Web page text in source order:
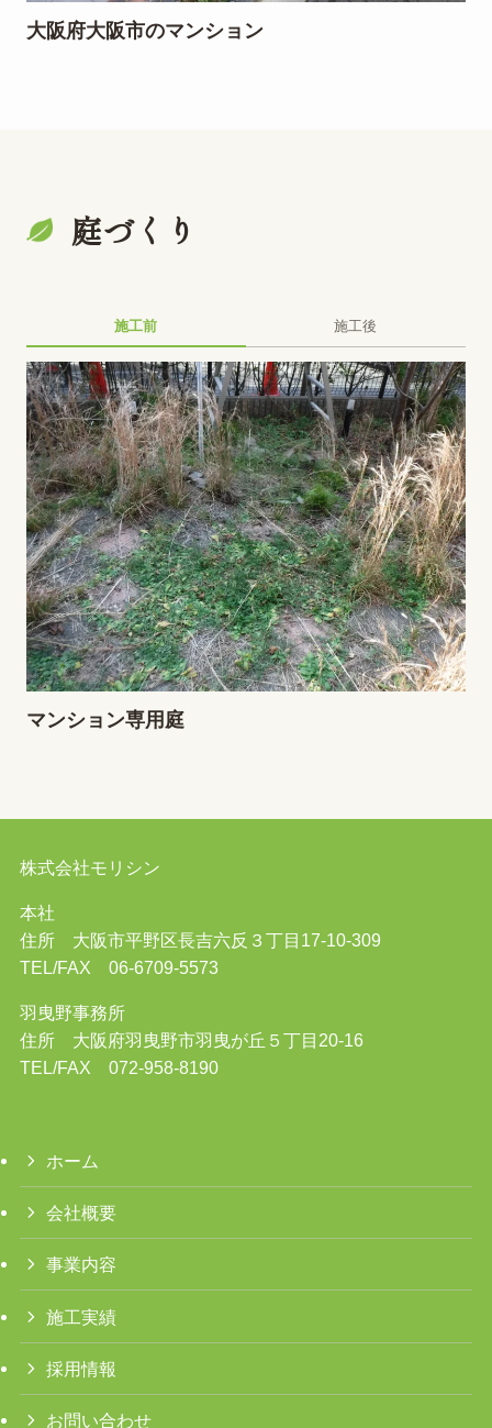
大阪府大阪市のマンション
庭づくり
施工前 施工後
マンション専用庭
株式会社モリシン
本社
住所 大阪市平野区長吉六反３丁目17-10-309
TEL/FAX 06-6709-5573
羽曳野事務所
住所 大阪府羽曳野市羽曳が丘５丁目20-16
TEL/FAX 072-958-8190
ホーム
会社概要
事業内容
施工実績
採用情報
お問い合わせ